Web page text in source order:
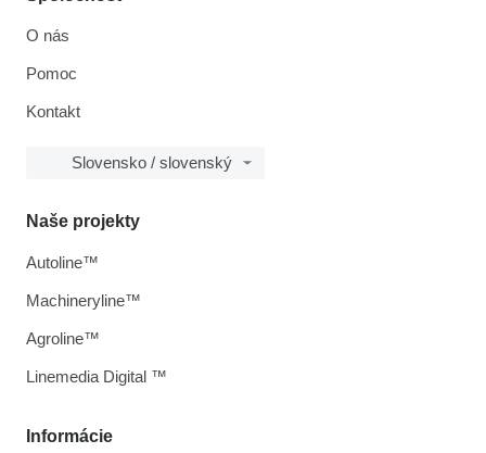
O nás
Pomoc
Kontakt
Slovensko / slovenský
Informácie
Naše projekty
Autoline™
Machineryline™
Agroline™
Linemedia Digital ™